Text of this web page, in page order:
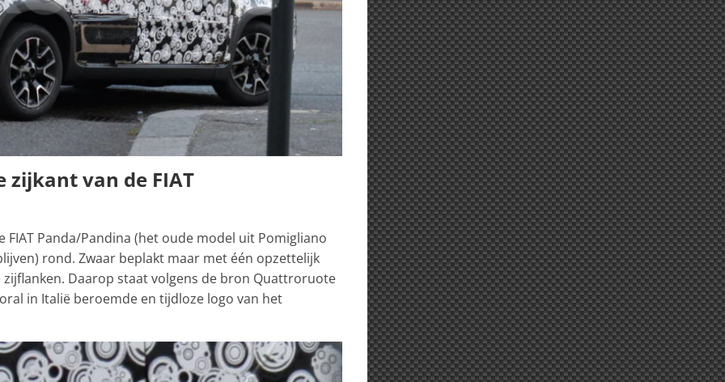
zijkant van de FIAT
FIAT Panda/Pandina (het oude model uit Pomigliano
rond. Zwaar beplakt maar met één opzettelijk
Daarop staat volgens de bron Quattroruote
in Italië beroemde en tijdloze logo van het